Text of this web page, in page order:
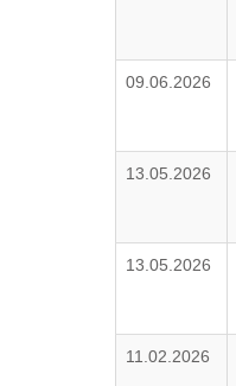
09.06.2026
13.05.2026
13.05.2026
11.02.2026